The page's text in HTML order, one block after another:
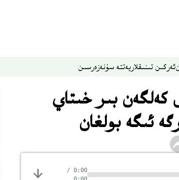
ئەركىن تىنىقلاريەتتە سۇنەزەرسىن
كەلگەن بىر خىتاي
0:00
/